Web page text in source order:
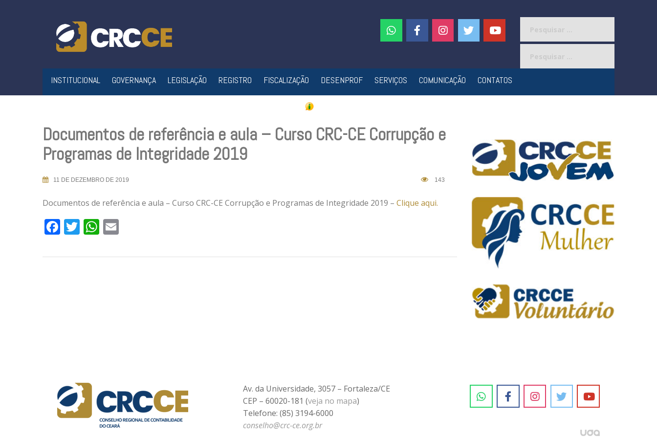
INSTITUCIONAL GOVERNANÇA LEGISLAÇÃO REGISTRO FISCALIZAÇÃO DESENPROF SERVIÇOS COMUNICAÇÃO CONTATOS
Documentos de referência e aula – Curso CRC-CE Corrupção e
Programas de Integridade 2019
11 DE DEZEMBRO DE 2019 143
Documentos de referência e aula – Curso CRC-CE Corrupção e Programas de Integridade 2019 – Clique aqui.
Facebook
TwitterWhatsApp
Av. da Universidade, 3057 – Fortaleza/CE
CEP – 60020-181 (veja no mapa)
Telefone: (85) 3194-6000
conselho@crc-ce.org.br